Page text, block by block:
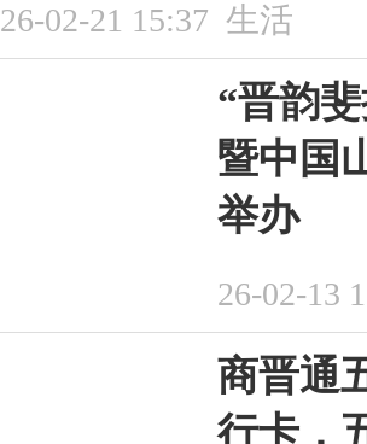
26-02-21 15:37 生活
“晋韵
暨中国
举办
26-02-13
商晋通
行卡，